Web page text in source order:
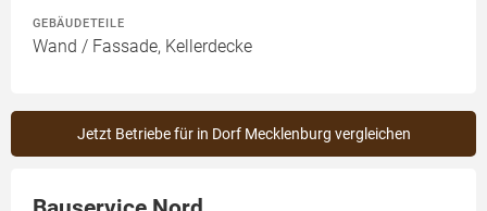
GEBÄUDETEILE
Wand / Fassade, Kellerdecke
Jetzt Betriebe für in Dorf Mecklenburg vergleichen